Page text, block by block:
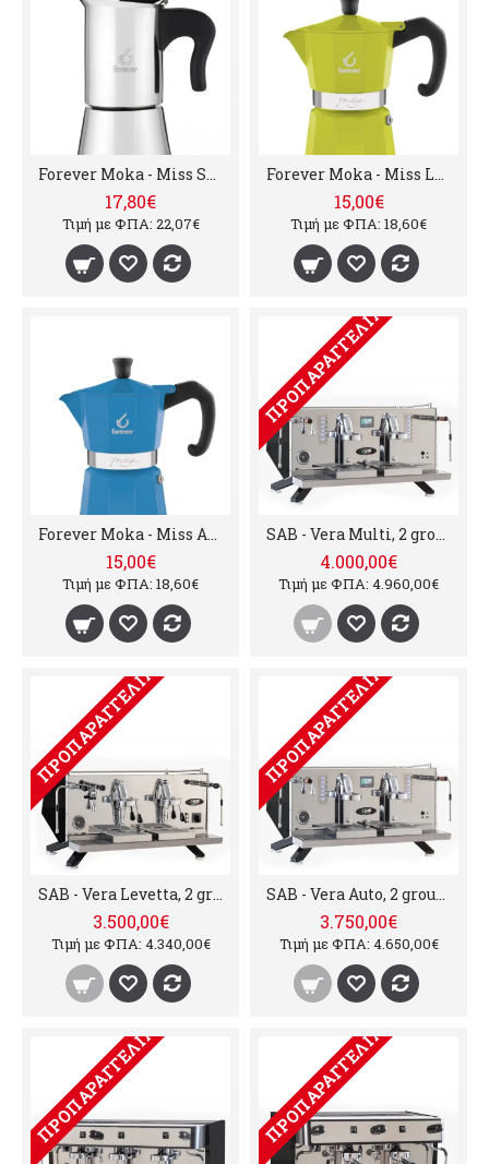
Forever Moka - Miss Splendy, 150 ml (4 φλυτζάνια)
17,80€
Τιμή με ΦΠΑ: 22,07€
Forever Moka - Miss La Verde, 85 ml ( 2 φλυτζάνια)
15,00€
Τιμή με ΦΠΑ: 18,60€
Forever Moka - Miss Azzurra (2 φλυτζάνια )
15,00€
Τιμή με ΦΠΑ: 18,60€
ΠΡΟΠΑΡΑΓΓΕΛΊΑ
SAB - Vera Multi, 2 groups
4.000,00€
Τιμή με ΦΠΑ: 4.960,00€
ΠΡΟΠΑΡΑΓΓΕΛΊΑ
SAB - Vera Levetta, 2 groups
3.500,00€
Τιμή με ΦΠΑ: 4.340,00€
ΠΡΟΠΑΡΑΓΓΕΛΊΑ
SAB - Vera Auto, 2 groups
3.750,00€
Τιμή με ΦΠΑ: 4.650,00€
ΠΡΟΠΑΡΑΓΓΕΛΊΑ ΠΡΟΠΑΡΑΓΓΕΛΊΑ